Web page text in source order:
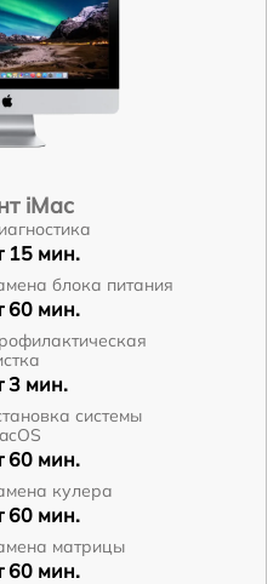
iMac
15 мин.
блока питания
60 мин.
3 мин.
системы
60 мин.
кулера
60 мин.
матрицы
60 мин.